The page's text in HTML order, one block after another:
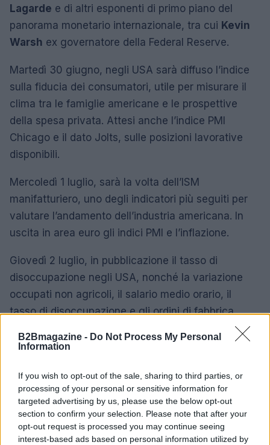
B2Bmagazine - Do Not Process My Personal
Information
If you wish to opt-out of the sale, sharing to third parties, or
processing of your personal or sensitive information for
targeted advertising by us, please use the below opt-out
section to confirm your selection. Please note that after your
opt-out request is processed you may continue seeing
interest-based ads based on personal information utilized by
Lagarde e di altri esponenti di primo piano del
panorama monetario internazionale, tra cui Kevin
Warsh ex governatore della Federal Reserve.
Martedì 30 giugno, negli USA sarà diffuso l’indice
sulla fiducia dei consumatori, utile per misurare il
clima tra le famiglie americane e le prospettive
della spesa privata. Attesi anche l’indice PMI
Chicago e il dato Jolts, sulle posizioni lavorative
disponibili.
Mercoledì 1 luglio, sarà la volta dell’ISM
manifatturiero, uno degli indicatori più seguiti per
valutare l’andamento dell’industria americana. In
uscita in area euro gli indici PMI e l’inflazione.
Giovedì 2 luglio, in pubblicazione il tasso di
disoccupazione negli USA, nonché la variazione
occupati non agricoli, il salario medio orario, il
tasso di disoccupazione e gli ordini di fabbrica.
Venerdì 3 luglio, in USA i mercati resteranno chiusi
industriale di Francia e Spagna, l’indice PMI servizi
dell’Italia, nonché le vendite al dettaglio.
AUTORE